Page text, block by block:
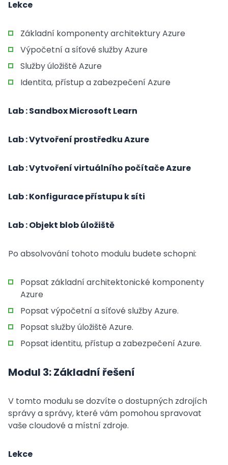
Lekce
Základní komponenty architektury Azure
Výpočetní a síťové služby Azure
Služby úložiště Azure
Identita, přístup a zabezpečení Azure
Lab : Sandbox Microsoft Learn
Lab : Vytvoření prostředku Azure
Lab : Vytvoření virtuálního počítače Azure
Lab : Konfigurace přístupu k síti
Lab : Objekt blob úložiště
Po absolvování tohoto modulu budete schopni:
Popsat základní architektonické komponenty
Azure
Popsat výpočetní a síťové služby Azure.
Popsat služby úložiště Azure.
Popsat identitu, přístup a zabezpečení Azure.
Modul 3: Základní řešení
V tomto modulu se dozvíte o dostupných zdrojích
správy a správy, které vám pomohou spravovat
vaše cloudové a místní zdroje.
Lekce